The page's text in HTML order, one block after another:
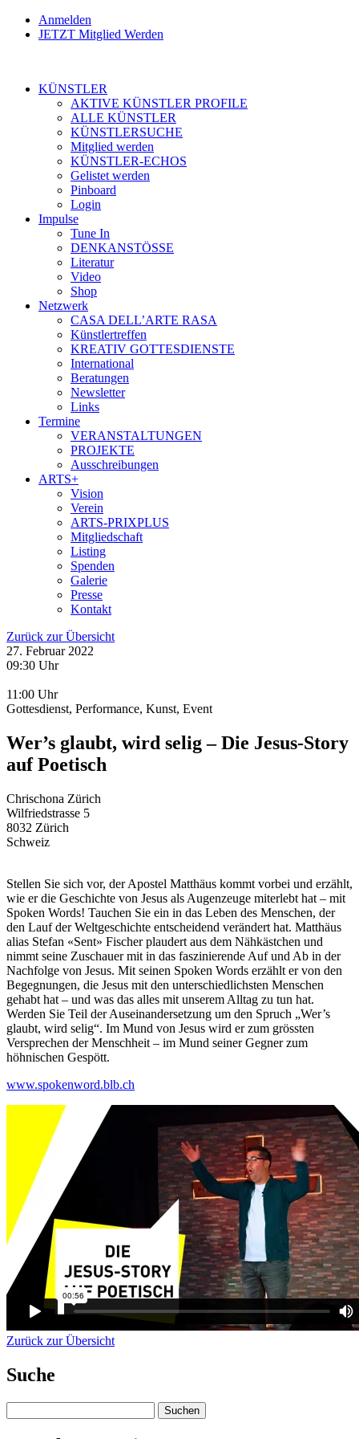
Anmelden
JETZT Mitglied Werden
KÜNSTLER
AKTIVE KÜNSTLER PROFILE
ALLE KÜNSTLER
KÜNSTLERSUCHE
Mitglied werden
KÜNSTLER-ECHOS
Gelistet werden
Pinboard
Login
Impulse
Tune In
DENKANSTÖSSE
Literatur
Video
Shop
Netzwerk
CASA DELL’ARTE RASA
Künstlertreffen
KREATIV GOTTESDIENSTE
International
Beratungen
Newsletter
Links
Termine
VERANSTALTUNGEN
PROJEKTE
Ausschreibungen
ARTS+
Vision
Verein
ARTS-PRIXPLUS
Mitgliedschaft
Listing
Spenden
Galerie
Presse
Kontakt
Zurück zur Übersicht
27. Februar 2022
09:30 Uhr
11:00 Uhr
Gottesdienst, Performance, Kunst, Event
Wer’s glaubt, wird selig – Die Jesus-Story
auf Poetisch
Chrischona Zürich
Wilfriedstrasse 5
8032 Zürich
Schweiz
Stellen Sie sich vor, der Apostel Matthäus kommt vorbei und erzählt,
wie er die Geschichte von Jesus als Augenzeuge miterlebt hat – mit
Spoken Words! Tauchen Sie ein in das Leben des Menschen, der
den Lauf der Weltgeschichte entscheidend verändert hat. Matthäus
alias Stefan «Sent» Fischer plaudert aus dem Nähkästchen und
nimmt seine Zuschauer mit in das faszinierende Auf und Ab in der
Nachfolge von Jesus. Mit seinen Spoken Words erzählt er von den
Begegnungen, die Jesus mit den unterschiedlichsten Menschen
gehabt hat – und was das alles mit unserem Alltag zu tun hat.
Werden Sie Teil der Auseinandersetzung um den Spruch „Wer’s
glaubt, wird selig“. Im Mund von Jesus wird er zum grössten
Versprechen der Menschheit – im Mund seiner Gegner zum
höhnischen Gespött.
www.spokenword.blb.ch
Zurück zur Übersicht
Suche
nach: